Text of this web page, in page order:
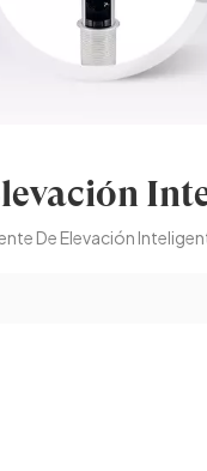
De Elevación